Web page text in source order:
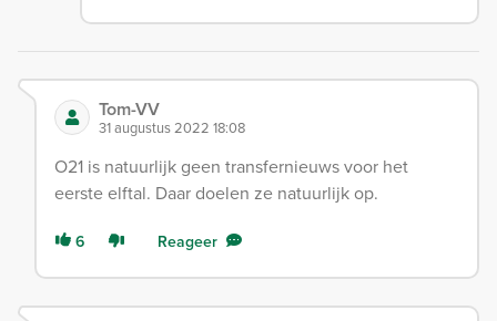
Tom-VV
31 augustus 2022 18:08
O21 is natuurlijk geen transfernieuws voor het
eerste elftal. Daar doelen ze natuurlijk op.
6 Reageer